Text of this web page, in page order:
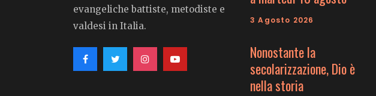
evangeliche battiste, metodiste e
valdesi in Italia.
3 Agosto 2026
Nonostante la
secolarizzazione, Dio è
nella storia